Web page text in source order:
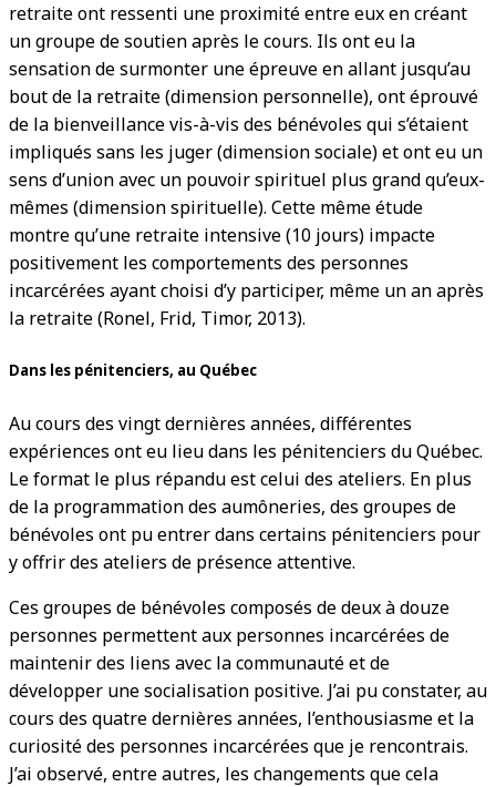
retraite ont ressenti une proximité entre eux en créant
un groupe de soutien après le cours. Ils ont eu la
sensation de surmonter une épreuve en allant jusqu’au
bout de la retraite (dimension personnelle), ont éprouvé
de la bienveillance vis-à-vis des bénévoles qui s’étaient
impliqués sans les juger (dimension sociale) et ont eu un
sens d’union avec un pouvoir spirituel plus grand qu’eux-
mêmes (dimension spirituelle). Cette même étude
montre qu’une retraite intensive (10 jours) impacte
positivement les comportements des personnes
incarcérées ayant choisi d’y participer, même un an après
la retraite (Ronel, Frid, Timor, 2013).
Dans les pénitenciers, au Québec
Au cours des vingt dernières années, différentes
expériences ont eu lieu dans les pénitenciers du Québec.
Le format le plus répandu est celui des ateliers. En plus
de la programmation des aumôneries, des groupes de
bénévoles ont pu entrer dans certains pénitenciers pour
y offrir des ateliers de présence attentive.
Ces groupes de bénévoles composés de deux à douze
personnes permettent aux personnes incarcérées de
maintenir des liens avec la communauté et de
développer une socialisation positive. J’ai pu constater, au
cours des quatre dernières années, l’enthousiasme et la
curiosité des personnes incarcérées que je rencontrais.
J’ai observé, entre autres, les changements que cela